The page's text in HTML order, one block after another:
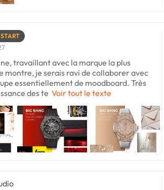
travaillant avec la marque la plus
montre, je serais ravi de collaborer avec
essentiellement de moodboard. Très
des te Voir tout le texte